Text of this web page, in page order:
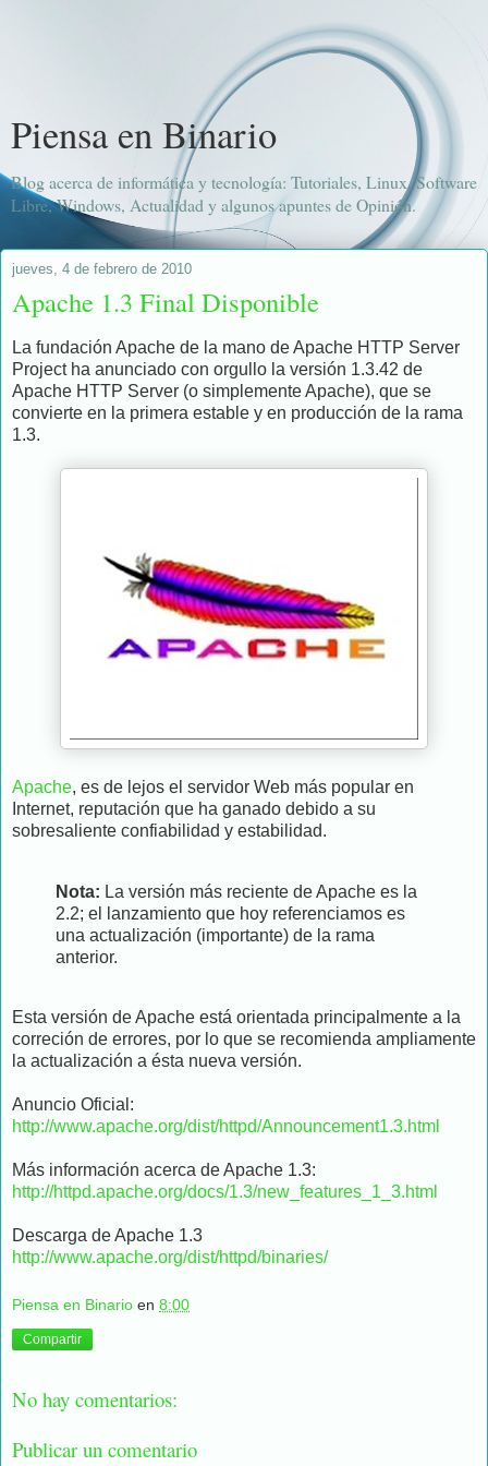
Piensa en Binario
Blog acerca de informática y tecnología: Tutoriales, Linux, Software
Libre, Windows, Actualidad y algunos apuntes de Opinión.
jueves, 4 de febrero de 2010
Apache 1.3 Final Disponible
La fundación Apache de la mano de Apache HTTP Server
Project ha anunciado con orgullo la versión 1.3.42 de
Apache HTTP Server (o simplemente Apache), que se
convierte en la primera estable y en producción de la rama
1.3.
Apache, es de lejos el servidor Web más popular en
Internet, reputación que ha ganado debido a su
sobresaliente confiabilidad y estabilidad.
Nota: La versión más reciente de Apache es la
2.2; el lanzamiento que hoy referenciamos es
una actualización (importante) de la rama
anterior.
Esta versión de Apache está orientada principalmente a la
correción de errores, por lo que se recomienda ampliamente
la actualización a ésta nueva versión.
Anuncio Oficial:
http://www.apache.org/dist/httpd/Announcement1.3.html
Más información acerca de Apache 1.3:
http://httpd.apache.org/docs/1.3/new_features_1_3.html
Descarga de Apache 1.3
http://www.apache.org/dist/httpd/binaries/
Piensa en Binario en 8:00
Compartir
No hay comentarios:
Publicar un comentario